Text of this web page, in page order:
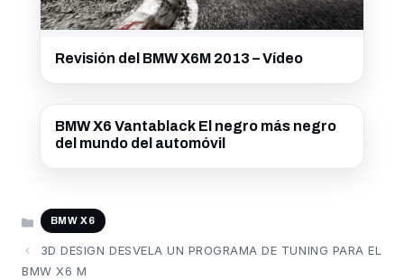
Revisión del BMW X6M 2013 – Vídeo
BMW X6 Vantablack El negro más negro
del mundo del automóvil
CATEGORÍAS
BMW X6
3D DESIGN DESVELA UN PROGRAMA DE TUNING PARA EL
BMW X6 M